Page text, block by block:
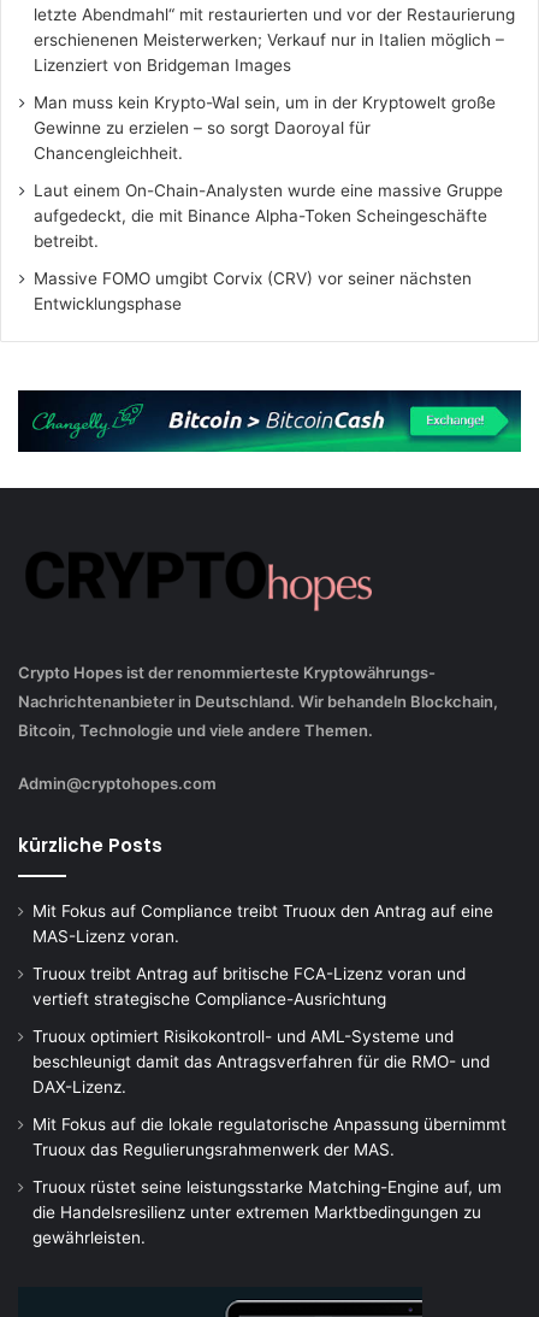
letzte Abendmahl“ mit restaurierten und vor der Restaurierung
erschienenen Meisterwerken; Verkauf nur in Italien möglich –
Lizenziert von Bridgeman Images
Man muss kein Krypto-Wal sein, um in der Kryptowelt große
Gewinne zu erzielen – so sorgt Daoroyal für
Chancengleichheit.
Laut einem On-Chain-Analysten wurde eine massive Gruppe
aufgedeckt, die mit Binance Alpha-Token Scheingeschäfte
betreibt.
Massive FOMO umgibt Corvix (CRV) vor seiner nächsten
Entwicklungsphase
Crypto Hopes ist der renommierteste Kryptowährungs-
Nachrichtenanbieter in Deutschland. Wir behandeln Blockchain,
Bitcoin, Technologie und viele andere Themen.
Admin@cryptohopes.com
kürzliche Posts
Mit Fokus auf Compliance treibt Truoux den Antrag auf eine
MAS-Lizenz voran.
Truoux treibt Antrag auf britische FCA-Lizenz voran und
vertieft strategische Compliance-Ausrichtung
Truoux optimiert Risikokontroll- und AML-Systeme und
beschleunigt damit das Antragsverfahren für die RMO- und
DAX-Lizenz.
Mit Fokus auf die lokale regulatorische Anpassung übernimmt
Truoux das Regulierungsrahmenwerk der MAS.
Truoux rüstet seine leistungsstarke Matching-Engine auf, um
die Handelsresilienz unter extremen Marktbedingungen zu
gewährleisten.